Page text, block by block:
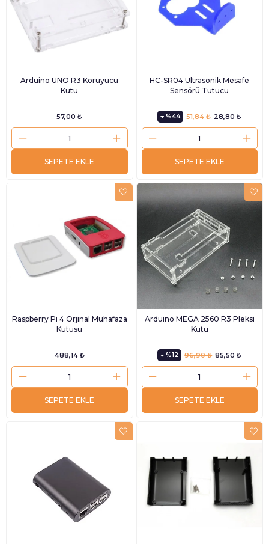
Arduino UNO R3 Koruyucu
Kutu
57,00 ₺
SEPETE EKLE
HC-SR04 Ultrasonik Mesafe
Sensörü Tutucu
%44 28,80 ₺
51,84 ₺
SEPETE EKLE
Raspberry Pi 4 Orjinal Muhafaza
Kutusu
488,14 ₺
SEPETE EKLE
Arduino MEGA 2560 R3 Pleksi
Kutu
%12 85,50 ₺
96,90 ₺
SEPETE EKLE